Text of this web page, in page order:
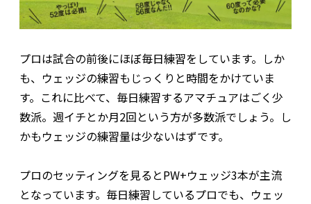
プロは試合の前後にほぼ毎日練習をしています。しか
も、ウェッジの練習もじっくりと時間をかけていま
す。これに比べて、毎日練習するアマチュアはごく少
数派。週イチとか月2回という方が多数派でしょう。し
かもウェッジの練習量は少ないはずです。
プロのセッティングを見るとPW+ウェッジ3本が主流
となっています。毎日練習しているプロでも、ウェッ